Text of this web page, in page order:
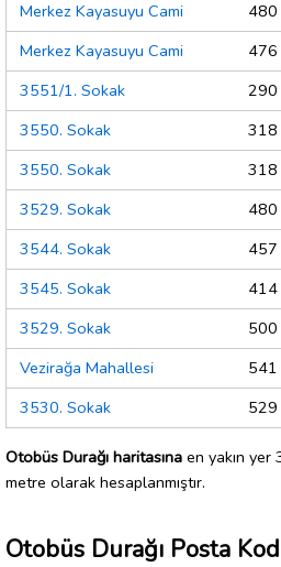
Merkez Kayasuyu Cami
480
Merkez Kayasuyu Cami
476
3551/1. Sokak
290
3550. Sokak
318
3550. Sokak
318
3529. Sokak
480
3544. Sokak
457
3545. Sokak
414
3529. Sokak
500
Vezirağa Mahallesi
541
3530. Sokak
529
Otobüs Durağı haritasına en yakın
metre olarak hesaplanmıştır.
Otobüs Durağı Posta